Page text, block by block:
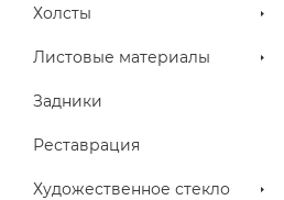
Холсты
Листовые материалы
Задники
Реставрация
Художественное стекло